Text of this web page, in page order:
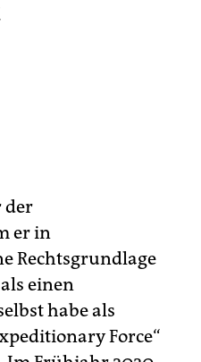
der
er in
Rechtsgrundlage
einen
habe als
Force“